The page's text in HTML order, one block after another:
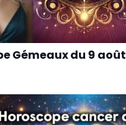
Gémeaux du 9 août